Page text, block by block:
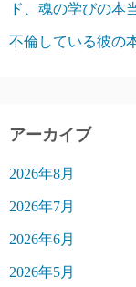
ド、魂の学びの本
不倫している彼の
アーカイブ
2026年8月
2026年7月
2026年6月
2026年5月